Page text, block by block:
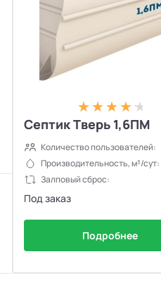
Септик Тверь 1,6ПМ
Количество пользователей:
Производительность, м³/сут:
Залповый сброс:
Под заказ
Подробнее